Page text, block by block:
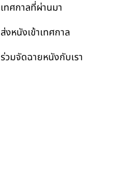
เทศกาลที่ผ่านมา
ส่งหนังเข้าเทศกาล
ร่วมจัดฉายหนังกับเรา